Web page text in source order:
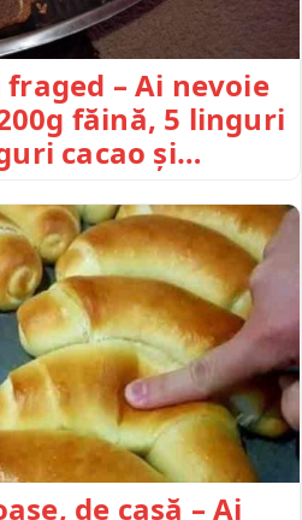
fraged – Ai nevoie
făină, 5 linguri
cacao și…
de casă – Ai